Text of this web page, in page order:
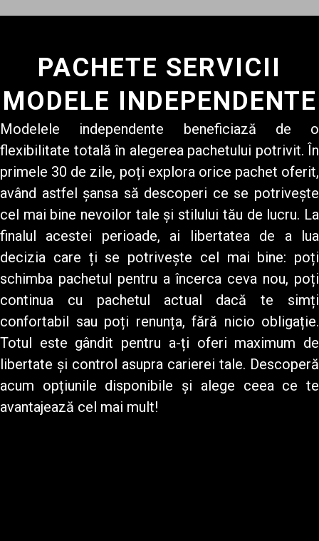
PACHETE SERVICII
MODELE INDEPENDENTE
Modelele independente beneficiază de o
flexibilitate totală în alegerea pachetului potrivit. În
primele 30 de zile, poți explora orice pachet oferit,
având astfel șansa să descoperi ce se potrivește
cel mai bine nevoilor tale și stilului tău de lucru. La
finalul acestei perioade, ai libertatea de a lua
decizia care ți se potrivește cel mai bine: poți
schimba pachetul pentru a încerca ceva nou, poți
continua cu pachetul actual dacă te simți
confortabil sau poți renunța, fără nicio obligație.
Totul este gândit pentru a-ți oferi maximum de
libertate și control asupra carierei tale. Descoperă
acum opțiunile disponibile și alege ceea ce te
avantajează cel mai mult!